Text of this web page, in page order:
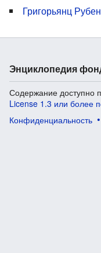
Григорьянц
Энциклопедия
Содержание доступно
License 1.3 или более
Конфиденциальность